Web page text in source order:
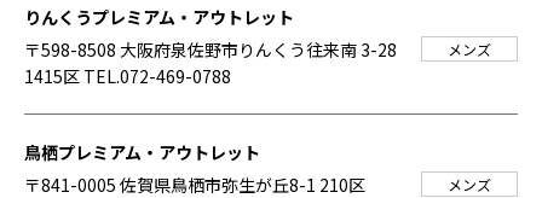
りんくうプレミアム・アウトレット
〒598-8508 大阪府泉佐野市りんくう往来南 3-28
1415区 TEL.072-469-0788
メンズ
鳥栖プレミアム・アウトレット
〒841-0005 佐賀県鳥栖市弥生が丘8-1 210区
メンズ